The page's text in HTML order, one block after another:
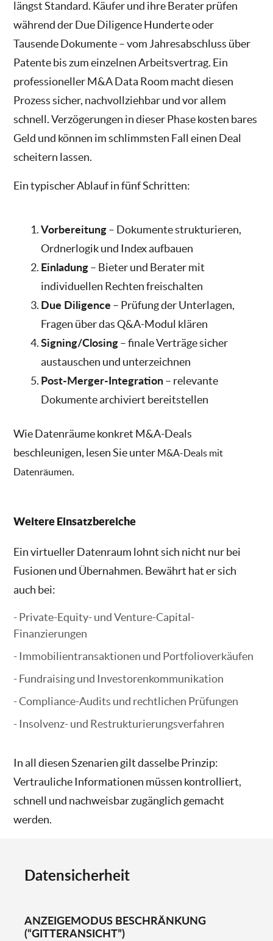
längst Standard. Käufer und ihre Berater prüfen
während der Due Diligence Hunderte oder
Tausende Dokumente – vom Jahresabschluss über
Patente bis zum einzelnen Arbeitsvertrag. Ein
professioneller M&A Data Room macht diesen
Prozess sicher, nachvollziehbar und vor allem
schnell. Verzögerungen in dieser Phase kosten bares
Geld und können im schlimmsten Fall einen Deal
scheitern lassen.
Ein typischer Ablauf in fünf Schritten:
Vorbereitung– Dokumente strukturieren,
Ordnerlogik und Index aufbauen
Einladung– Bieter und Berater mit
individuellen Rechten freischalten
Due Diligence – Prüfung der Unterlagen,
Fragen über das Q&A-Modul klären
Signing/Closing– finale Verträge sicher
austauschen und unterzeichnen
Post-Merger-Integration– relevante
Dokumente archiviert bereitstellen
Wie Datenräume konkret M&A-Deals
beschleunigen, lesen Sie unter M&A-Deals mit
Datenräumen.
Weitere Einsatzbereiche
Ein virtueller Datenraum lohnt sich nicht nur bei
Fusionen und Übernahmen. Bewährt hat er sich
auch bei:
Private-Equity- und Venture-Capital-
Finanzierungen
Immobilientransaktionen und Portfolioverkäufen
Fundraising und Investorenkommunikation
Compliance-Audits und rechtlichen Prüfungen
Insolvenz- und Restrukturierungsverfahren
In all diesen Szenarien gilt dasselbe Prinzip:
Vertrauliche Informationen müssen kontrolliert,
schnell und nachweisbar zugänglich gemacht
werden.
Datensicherheit
ANZEIGEMODUS BESCHRÄNKUNG
(“GITTERANSICHT”)